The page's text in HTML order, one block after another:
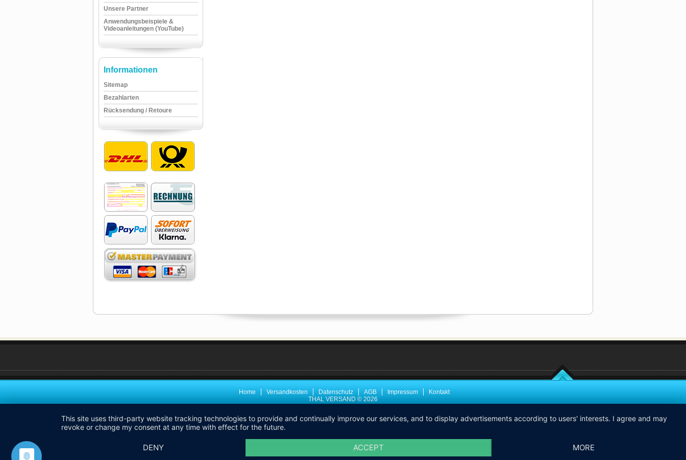
Unsere Partner
Anwendungsbeispiele &
Videoanleitungen (YouTube)
Informationen
Sitemap
Bezahlarten
Rücksendung / Retoure
Home Versandkosten Datenschutz AGB Impressum
Kontakt
THAL VERSAND © 2026
This site uses third-party website tracking technologies to provide and continually improve our services, and to display advertisements according to users' interests. I agree and may
revoke or change my consent at any time with effect for the future.
DENY ACCEPT MORE